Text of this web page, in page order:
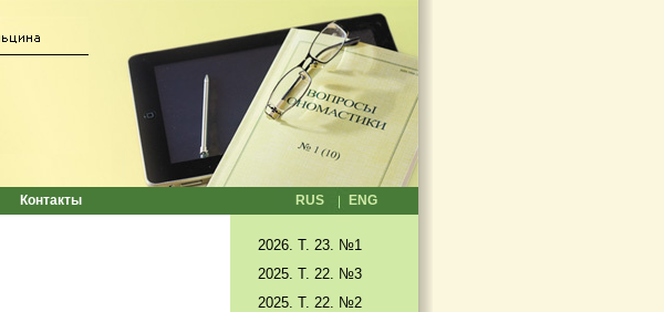
Контакты RUS ENG
2026. T. 23. №1
2025. T. 22. №3
2025. Т. 22. №2